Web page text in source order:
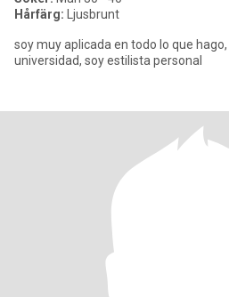
Hårfärg: Ljusbrunt
soy muy aplicada en todo lo que
universidad, soy estilista personal